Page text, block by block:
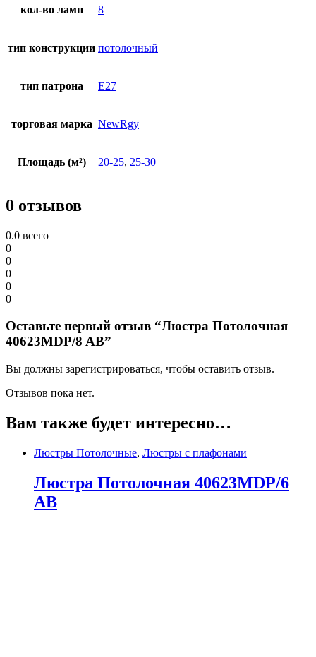
кол-во ламп 8
тип конструкции потолочный
тип патрона E27
торговая марка NewRgy
Площадь (м²) 20-25, 25-30
0 отзывов
0.0 всего
0
0
0
0
0
Оставьте первый отзыв “Люстра Потолочная
40623MDP/8 AB”
Вы должны зарегистрироваться, чтобы оставить отзыв.
Отзывов пока нет.
Вам также будет интересно…
Люстры Потолочные, Люстры с плафонами
Люстра Потолочная 40623MDP/6
AB